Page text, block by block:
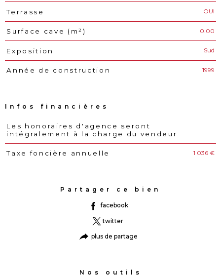
Terrasse OUI
Surface cave (m²) 0.00
Exposition Sud
Année de construction 1999
Infos financières
Caractéristiques Valeurs
Les honoraires d'agence seront
intégralement à la charge du vendeur
Taxe foncière annuelle 1 036 €
Partager ce bien
facebook
twitter
plus de partage
Nos outils